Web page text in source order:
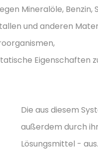
Mineralöle, Benzin,
und anderen
Eigenschaften
Die aus diesem
außerdem durch
Lösungsmittel - aus.